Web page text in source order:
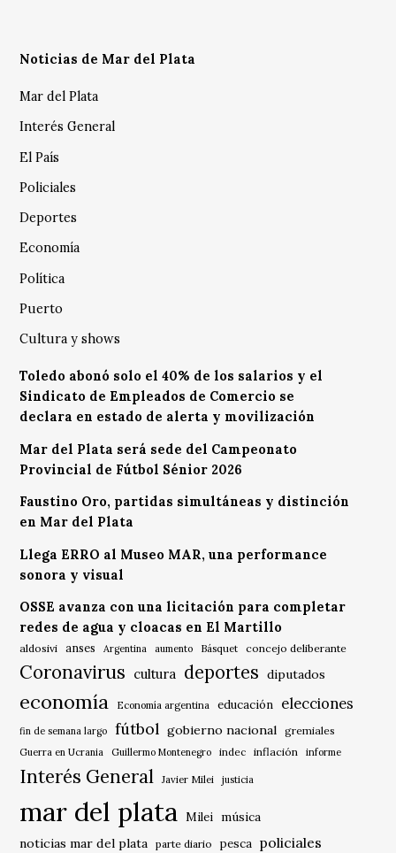
Noticias de Mar del Plata
Mar del Plata
Interés General
El País
Policiales
Deportes
Economía
Política
Puerto
Cultura y shows
Toledo abonó solo el 40% de los salarios y el
Sindicato de Empleados de Comercio se
declara en estado de alerta y movilización
Mar del Plata será sede del Campeonato
Provincial de Fútbol Sénior 2026
Faustino Oro, partidas simultáneas y distinción
en Mar del Plata
Llega ERRO al Museo MAR, una performance
sonora y visual
OSSE avanza con una licitación para completar
redes de agua y cloacas en El Martillo
aldosivi anses Argentina aumento Básquet concejo deliberante
Coronavirus cultura deportes diputados
economía Economía argentina educación elecciones
fin de semana largo fútbol gobierno nacional gremiales
Guerra en Ucrania Guillermo Montenegro indec inflación informe
Interés General Javier Milei justicia
mar del plata Milei música
noticias mar del plata
parte diario pesca policiales